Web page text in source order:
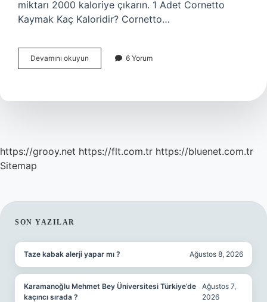
miktarı 2000 kaloriye çıkarın. 1 Adet Cornetto
Kaymak Kaç Kaloridir? Cornetto…
Devamını okuyun
Adet
Kaç
6 Yorum
https://grooy.net https://flt.com.tr https://bluenet.com.tr
Sitemap
SIDEBAR
SON YAZILAR
Taze kabak alerji yapar mı ? Ağustos 8, 2026
Karamanoğlu Mehmet Bey Üniversitesi Türkiye’de
kaçıncı sırada ?
Ağustos 7,
2026